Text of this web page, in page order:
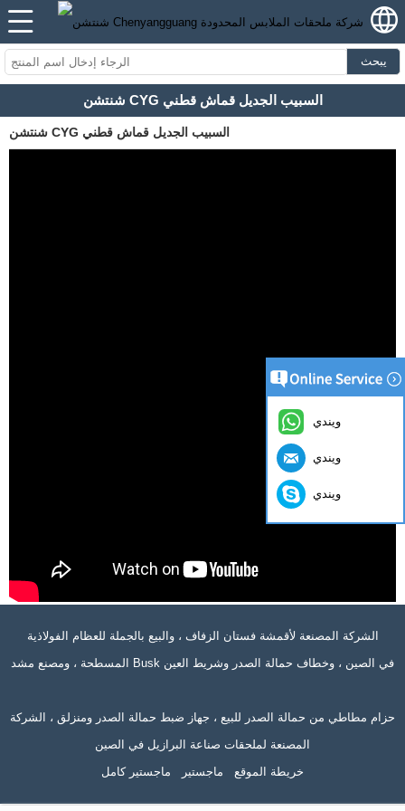
يبحث
شنتشن CYG السبيب الجديل قماش قطني
شنتشن CYG السبيب الجديل قماش قطني
الشركة المصنعة لأقمشة فستان الزفاف ، والبيع بالجملة للعظام الفولاذية
المسطحة ، ومصنع مشد Busk في الصين ، وخطاف حمالة الصدر وشريط العين
حزام مطاطي من حمالة الصدر للبيع ، جهاز ضبط حمالة الصدر ومنزلق ، الشركة
المصنعة لملحقات صناعة البرازيل في الصين
خريطة الموقع
ماجستير ماجستير كامل
ويندي
ويندي
ويندي